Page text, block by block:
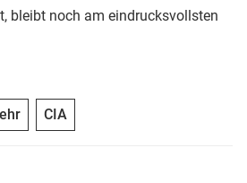
bleibt noch am eindrucksvollsten
CIA